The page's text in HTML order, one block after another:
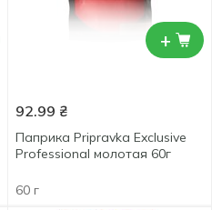
+
92.99 ₴
Паприка Pripravka Exclusive
Professional молотая 60г
60 г